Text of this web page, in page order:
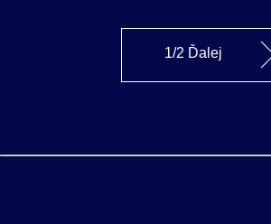
1/2 Ďalej